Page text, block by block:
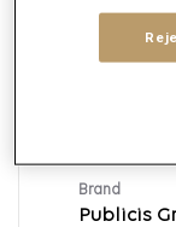
ID richiesta:
Brand
Publicis